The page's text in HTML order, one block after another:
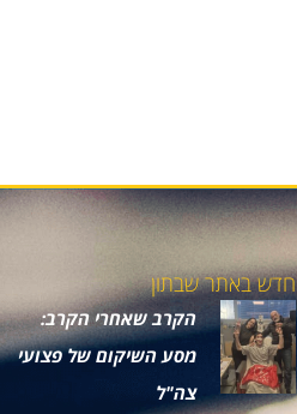
חדש באתר שבתון
הקרב שאחרי הקרב:
מסע השיקום של פצועי
צה"ל